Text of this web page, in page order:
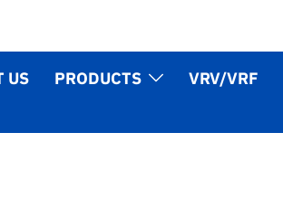
US PRODUCTS VRV/VRF